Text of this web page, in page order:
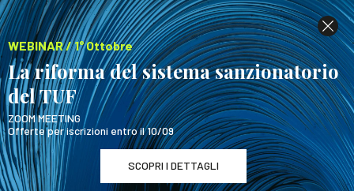
WEBINAR / 1° Ottobre
La riforma del sistema sanzionatorio
del TUF
ZOOM MEETING
Offerte per iscrizioni entro il 10/09
SCOPRI I DETTAGLI